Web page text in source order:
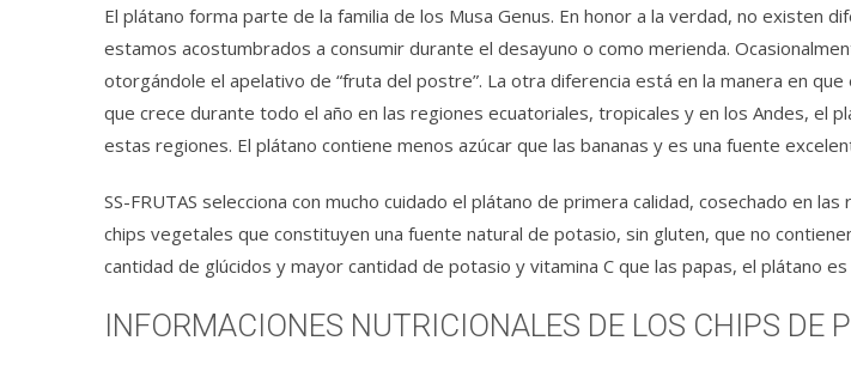
El plátano forma parte de la familia de los Musa Genus. En honor a la verdad, no existen
estamos acostumbrados a consumir durante el desayuno o como merienda.
otorgándole el apelativo de “fruta del postre”. La otra diferencia está en la manera en
que crece durante todo el año en las regiones ecuatoriales, tropicales y en los Andes, el
estas regiones. El plátano contiene menos azúcar que las bananas y es una fuente
SS-FRUTAS selecciona con mucho cuidado el plátano de primera calidad, cosechado en
chips vegetales que constituyen una fuente natural de potasio, sin gluten, que no
cantidad de glúcidos y mayor cantidad de potasio y vitamina C que las papas, el plátano
INFORMACIONES NUTRICIONALES DE LOS CHIPS DE